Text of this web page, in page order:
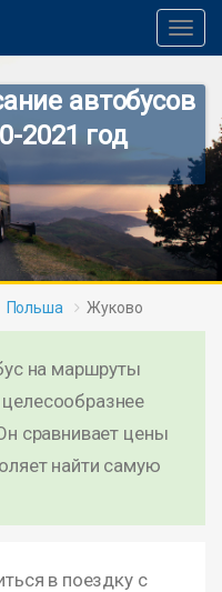
автобусов
2021 год
Польша Жуково
на маршруты
сравнивает цены
найти самую
в поездку с